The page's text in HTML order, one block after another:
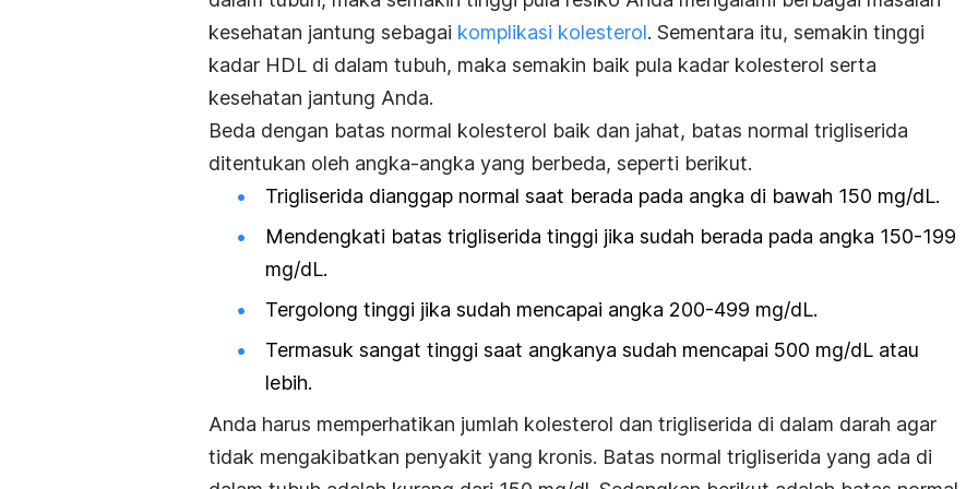
kesehatan jantung sebagai komplikasi kolesterol. Sementara itu, semakin tinggi
kadar HDL di dalam tubuh, maka semakin baik pula kadar kolesterol serta
kesehatan jantung Anda.
Beda dengan batas normal kolesterol baik dan jahat, batas normal trigliserida
ditentukan oleh angka-angka yang berbeda, seperti berikut.
Trigliserida dianggap normal saat berada pada angka di bawah 150 mg/dL.
Mendengkati batas trigliserida tinggi jika sudah berada pada angka 150-199
mg/dL.
Tergolong tinggi jika sudah mencapai angka 200-499 mg/dL.
Termasuk sangat tinggi saat angkanya sudah mencapai 500 mg/dL atau
lebih.
Anda harus memperhatikan jumlah kolesterol dan trigliserida di dalam darah agar
tidak mengakibatkan penyakit yang kronis. Batas normal trigliserida yang ada di